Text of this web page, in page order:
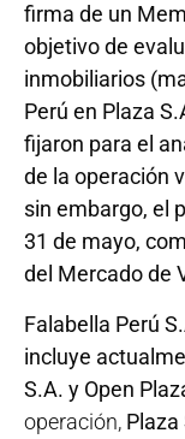
firma de un
objetivo de
inmobiliarios
Perú en Plaza
fijaron para el
de la operación
sin embargo, el
31 de mayo,
del Mercado de
Falabella Perú
incluye
S.A. y Open
operación, Plaza